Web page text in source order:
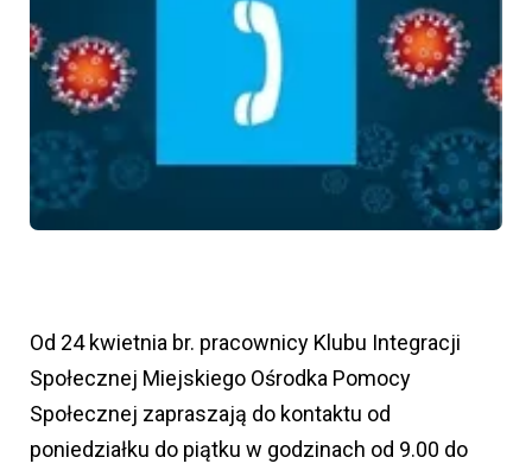
Od 24 kwietnia br. pracownicy Klubu Integracji
Społecznej Miejskiego Ośrodka Pomocy
Społecznej zapraszają do kontaktu od
poniedziałku do piątku w godzinach od 9.00 do